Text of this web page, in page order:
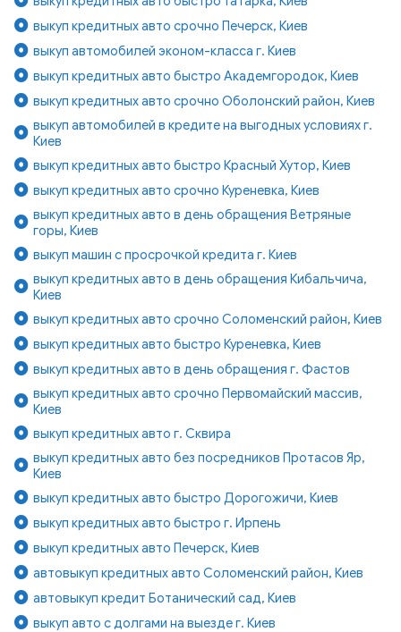
выкуп кредитных авто срочно Печерск, Киев
выкуп автомобилей эконом-класса г. Киев
выкуп кредитных авто быстро Академгородок, Киев
выкуп кредитных авто срочно Оболонский район, Киев
выкуп автомобилей в кредите на выгодных условиях г.
Киев
выкуп кредитных авто быстро Красный Хутор, Киев
выкуп кредитных авто срочно Куреневка, Киев
выкуп кредитных авто в день обращения Ветряные
горы, Киев
выкуп машин с просрочкой кредита г. Киев
выкуп кредитных авто в день обращения Кибальчича,
Киев
выкуп кредитных авто срочно Соломенский район, Киев
выкуп кредитных авто быстро Куреневка, Киев
выкуп кредитных авто в день обращения г. Фастов
выкуп кредитных авто срочно Первомайский массив,
Киев
выкуп кредитных авто г. Сквира
выкуп кредитных авто без посредников Протасов Яр,
Киев
выкуп кредитных авто быстро Дорогожичи, Киев
выкуп кредитных авто быстро г. Ирпень
выкуп кредитных авто Печерск, Киев
автовыкуп кредитных авто Соломенский район, Киев
автовыкуп кредит Ботанический сад, Киев
выкуп авто с долгами на выезде г. Киев